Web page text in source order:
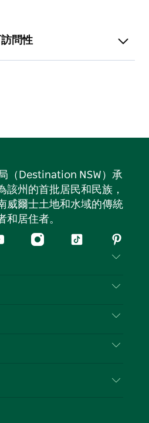
訪問性
（Destination NSW）承
該州的首批居民和民族，
威爾士土地和水域的傳統
和居住者。
Instagram
抖